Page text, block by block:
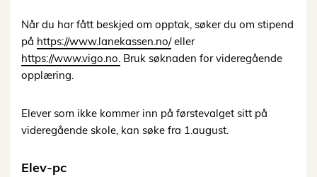
Når du har fått beskjed om opptak, søker du om stipend
på https://www.lanekassen.no/ eller
https://www.vigo.no. Bruk søknaden forvideregående
opplæring.
Elever som ikke kommer inn på førstevalget sitt på
videregående skole, kan søke fra 1.august.
Elev-pc